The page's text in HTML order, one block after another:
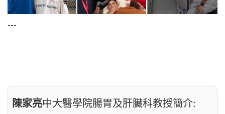
---
陳家亮中大醫學院腸胃及肝臟科教授簡介: